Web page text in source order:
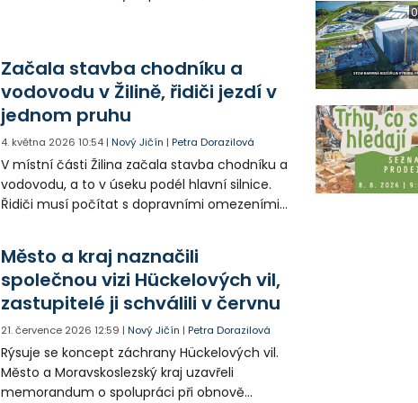
Začala stavba chodníku a
vodovodu v Žilině, řidiči jezdí v
jednom pruhu
4. května 2026 10:54 |Nový Jičín |Petra Dorazilová
V místní části Žilina začala stavba chodníku a
vodovodu, a to v úseku podél hlavní silnice.
Řidiči musí počítat s dopravními omezeními,
Město a kraj naznačili
společnou vizi Hückelových vil,
zastupitelé ji schválili v červnu
21. července 2026 12:59 |Nový Jičín |Petra Dorazilová
Rýsuje se koncept záchrany Hückelových vil.
Město a Moravskoslezský kraj uzavřeli
memorandum o spolupráci při obnově